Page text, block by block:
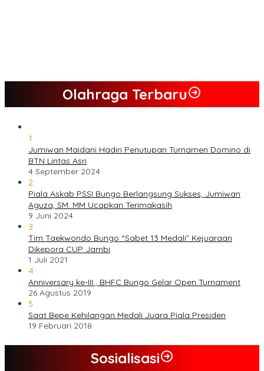
Olahraga Terbaru
1
Jumiwan Maidani Hadiri Penutupan Turnamen Domino di
BTN Lintas Asri
4 September 2024
2
Piala Askab PSSI Bungo Berlangsung Sukses, Jumiwan
Aguza, SM. MM Ucapkan Terimakasih
9 Juni 2024
3
Tim Taekwondo Bungo “Sabet 13 Medali” Kejuaraan
Dikepora CUP Jambi
1 Juli 2021
4
Anniversary ke-III , BHFC Bungo Gelar Open Turnament
26 Agustus 2019
5
Saat Bepe Kehilangan Medali Juara Piala Presiden
19 Februari 2018
Sosialisasi